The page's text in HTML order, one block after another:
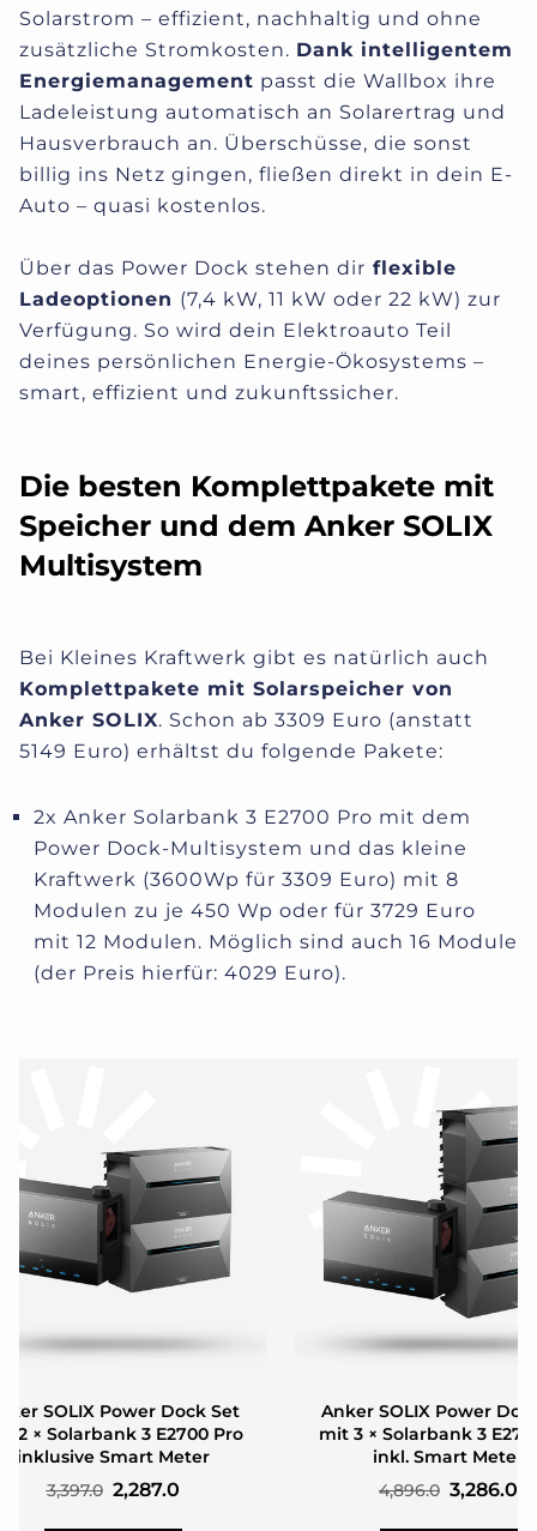
Solarstrom – effizient, nachhaltig und ohne
zusätzliche Stromkosten. Dank intelligentem
Energiemanagement passt die Wallbox ihre
Ladeleistung automatisch an Solarertrag und
Hausverbrauch an. Überschüsse, die sonst
billig ins Netz gingen, fließen direkt in dein E-
Auto – quasi kostenlos.
Über das Power Dock stehen dir flexible
Ladeoptionen (7,4 kW, 11 kW oder 22 kW) zur
Verfügung. So wird dein Elektroauto Teil
deines persönlichen Energie-Ökosystems –
smart, effizient und zukunftssicher.
Die besten Komplettpakete mit
Speicher und dem Anker SOLIX
Multisystem
Bei Kleines Kraftwerk gibt es natürlich auch
Komplettpakete mit Solarspeicher von
Anker SOLIX. Schon ab 3309 Euro (anstatt
5149 Euro) erhältst du folgende Pakete:
2x Anker Solarbank 3 E2700 Pro mit dem
Power Dock-Multisystem und das kleine
Kraftwerk (3600Wp für 3309 Euro) mit 8
Modulen zu je 450 Wp oder für 3729 Euro
mit 12 Modulen. Möglich sind auch 16 Module
(der Preis hierfür: 4029 Euro).
SOLIX Power Dock Set
2 × Solarbank 3 E2700 Pro
inklusive Smart Meter
3,397.0 2,287.0
Anker SOLIX Power
mit 3 × Solarbank 3
inkl. Smart Meter
4,896.0 3,286.0